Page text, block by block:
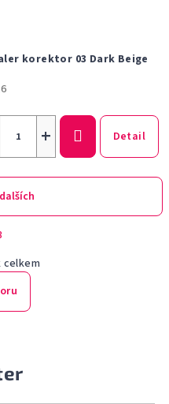
korektor 03 Dark Beige
+ Detail